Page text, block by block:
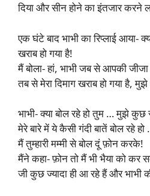
दिया और सीन होने का इंतजार करने
एक घंटे बाद भाभी का रिप्लाई आया-
खराब हो गया है!
मैं बोला- हां, भाभी जब से आपकी
तब से मेरा दिमाग खराब हो गया है,
भाभी- क्या बोल रहे हो तुम … मुझे
मेरे बारे में ये कैसी गंदी बातें बोल रहे
मैं तुम्हारी मम्मी से बोल दूं फ़ोन करके!
मैंने कहा- फ़ोन तो मैं भी भैया को
जी कुछ ज्यादा ही आ रहे हैं और भाभी